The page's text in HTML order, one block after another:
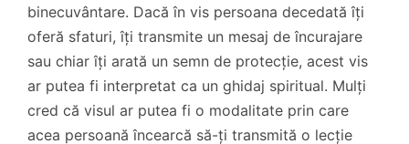
binecuvântare. Dacă în vis persoana decedată îți
oferă sfaturi, îți transmite un mesaj de încurajare
sau chiar îți arată un semn de protecție, acest vis
ar putea fi interpretat ca un ghidaj spiritual. Mulți
cred că visul ar putea fi o modalitate prin care
acea persoană încearcă să-ți transmită o lecție